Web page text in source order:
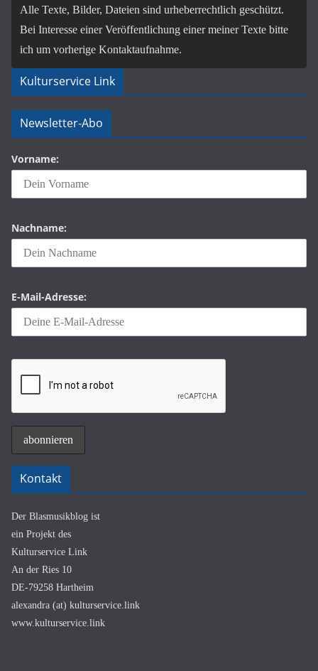
Alle Texte, Bilder, Dateien sind urheberrechtlich geschützt.
Bei Interesse einer Veröffentlichung einer meiner Texte bitte
ich um vorherige Kontaktaufnahme.
Kulturservice Link
Newsletter-Abo
Vorname:
Nachname:
E-Mail-Adresse:
Kontakt
Der Blasmusikblog ist
ein Projekt des
Kulturservice Link
An der Ries 10
DE-79258 Hartheim
alexandra (at) kulturservice.link
www.kulturservice.link